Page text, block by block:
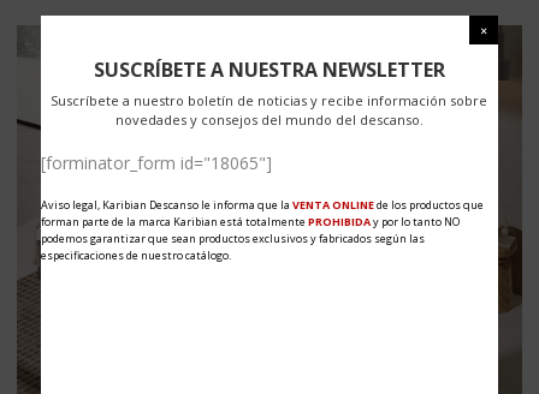
SUSCRÍBETE A NUESTRA NEWSLETTER
Suscríbete a nuestro boletín de noticias y recibe información sobre
novedades y consejos del mundo del descanso.
[forminator_form id="18065"]
Aviso legal, Karibian Descanso le informa que la VENTA ONLINEde los productos que
forman parte de la marca Karibian está totalmentePROHIBIDAy por lo tanto NO
podemos garantizar que sean productos exclusivos y fabricados según las
especificaciones de nuestro catálogo.